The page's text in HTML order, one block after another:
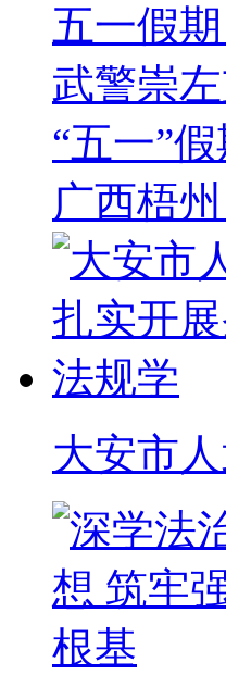
五一假
武警崇
“五一”
广西梧
大安市